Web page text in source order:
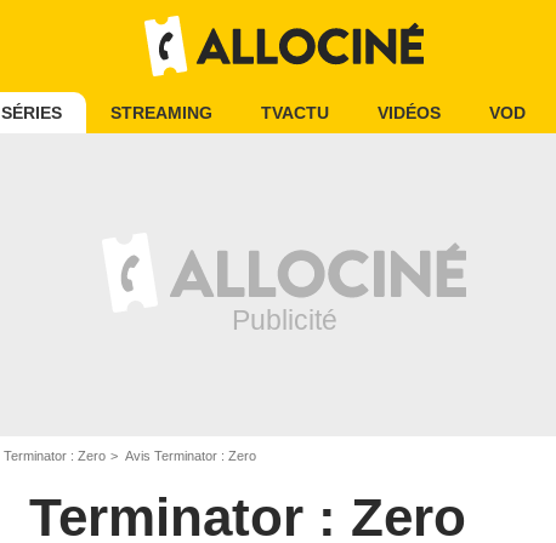
SÉRIES STREAMING TVACTU VIDÉOS VOD
Terminator : Zero Avis Terminator : Zero
Terminator : Zero